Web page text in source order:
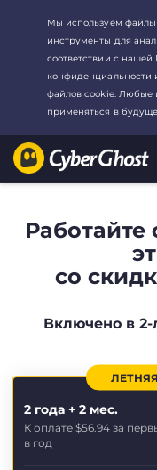
Ваш выбор:Лучшая
Работайте
со
Включено в
2 года + 2 мес.
К оплате $56.94 за
в год